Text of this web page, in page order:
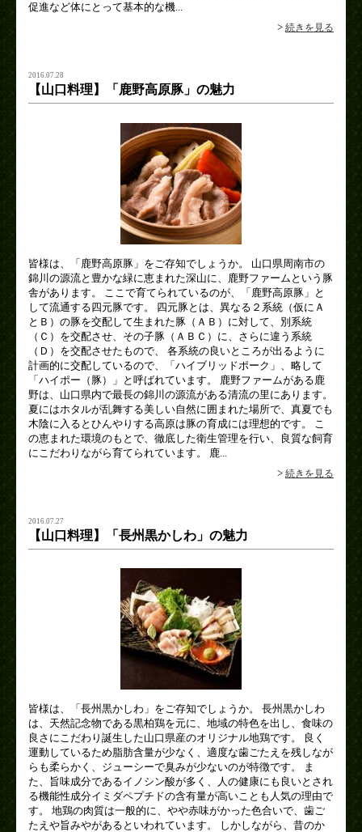
促進など体にとって基本的な機...
> 続きを見る
2016.07.28
【山口料理】「鹿野高原豚」の魅力
皆様は、「鹿野高原豚」をご存知でしょうか。 山口県周南市の
錦川の源流と豊かな緑に恵まれた深山に、鹿野ファームという豚
舎があります。 ここで育てられているのが、「鹿野高原豚」と
して流通する四元豚です。 四元豚とは、異なる２系統（仮にＡ
とＢ）の豚を交配して生まれた豚（ＡＢ）に対して、別系統
（Ｃ）を交配させ、その子豚（ＡＢＣ）に、さらに違う系統
（Ｄ）を交配させたもので、 各系統の良いところが出るように
計画的に交配しているので、「ハイブリッドポーク」、略して
「ハイポー（豚）」と呼ばれています。 鹿野ファームがある鹿
野は、山口県内で最長の錦川の源流がある清流の里にあります。
夏にはホタルが乱舞する美しい自然に囲まれた場所で、真夏でも
木陰に入るとひんやりする高原は豚の育成には理想的です。 こ
の恵まれた環境のもとで、徹底した衛生管理を行い、良質な飼育
にこだわりながら育てられています。 鹿...
> 続きを見る
2016.07.27
【山口料理】「長州黒かしわ」の魅力
皆様は、「長州黒かしわ」をご存知でしょうか。 長州黒かしわ
は、天然記念物である黒柏鶏を元に、地域の特色を出し、食味の
良さにこだわり誕生した山口県産のオリジナル地鶏です。 良く
運動しているため脂肪含量が少なく、適度な歯ごたえを残しなが
らも柔らかく、ジューシーで臭みが少ないのが特徴です。 ま
た、旨味成分であるイノシン酸が多く、人の健康にも良いとされ
る機能性成分イミダペプチドの含有量が高いことも人気の理由で
す。 地鶏の肉質は一般的に、やや赤味がかった色合いで、歯ご
たえや旨みやがあるといわれています。 しかしながら、昔のか